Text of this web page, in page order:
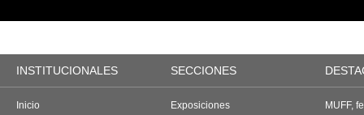
INSTITUCIONALES SECCIONES
Inicio
Exposiciones
MUFF,